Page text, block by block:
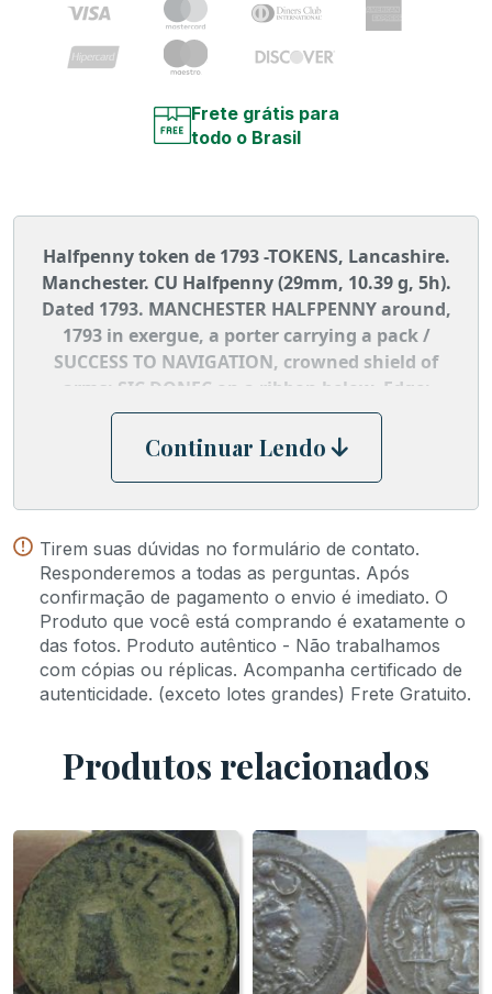
Frete grátis para
todo o Brasil
Halfpenny token de 1793 -TOKENS, Lancashire.
Manchester. CU Halfpenny (29mm, 10.39 g, 5h).
Dated 1793. MANCHESTER HALFPENNY around,
1793 in exergue, a porter carrying a pack /
SUCCESS TO NAVIGATION, crowned shield of
arms; SIC DONEC on a ribbon below. Edge:
PAYABLE AT I FIELDINGS MANCHESTER. D&H
135.
Continuar Lendo
Tirem suas dúvidas no formulário de contato.
Responderemos a todas as perguntas. Após
confirmação de pagamento o envio é imediato. O
Produto que você está comprando é exatamente o
das fotos. Produto autêntico - Não trabalhamos
com cópias ou réplicas. Acompanha certificado de
autenticidade. (exceto lotes grandes) Frete Gratuito.
Produtos relacionados